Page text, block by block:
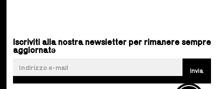
Iscriviti alla nostra newsletter per rimanere sempre
aggiornatə